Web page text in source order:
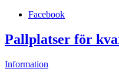
Facebook
Pallplatser för
Information